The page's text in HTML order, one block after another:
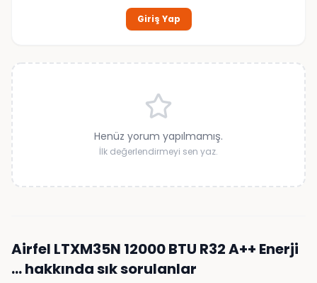
Giriş Yap
Henüz yorum yapılmamış.
İlk değerlendirmeyi sen yaz.
Airfel LTXM35N 12000 BTU R32 A++ Enerji
…hakkında sık sorulanlar